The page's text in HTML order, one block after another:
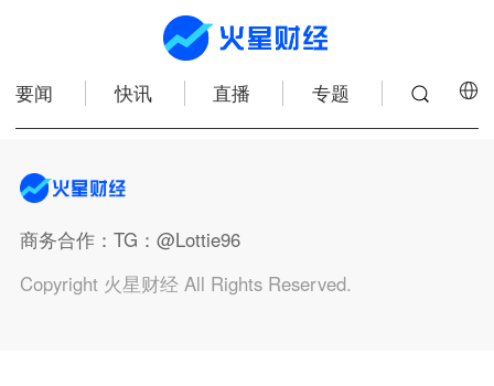
要闻 快讯 直播 专题
商务合作：TG：@Lottie96
Copyright 火星财经 All Rights Reserved.